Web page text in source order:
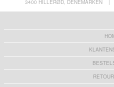
3400 HILLERØD, DENEMARKEN
|